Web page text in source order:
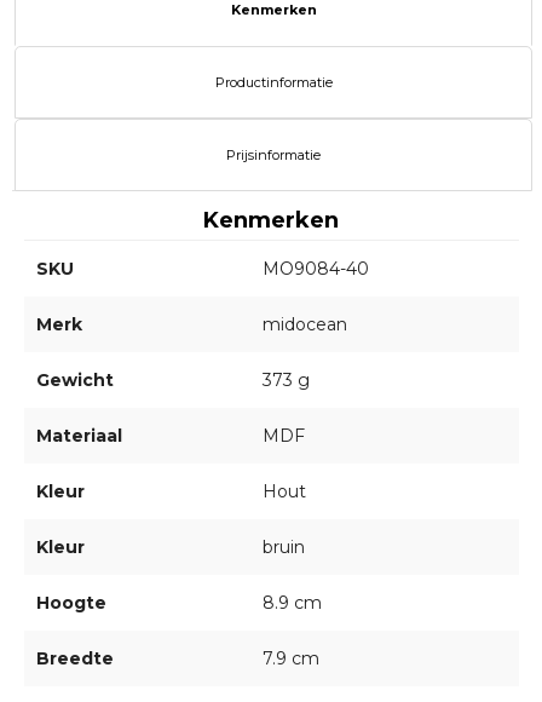
Kenmerken
Productinformatie
Prijsinformatie
Kenmerken
SKU MO9084-40
Merk midocean
Gewicht 373 g
Materiaal MDF
Kleur Hout
Kleur bruin
Hoogte 8.9 cm
Breedte 7.9 cm